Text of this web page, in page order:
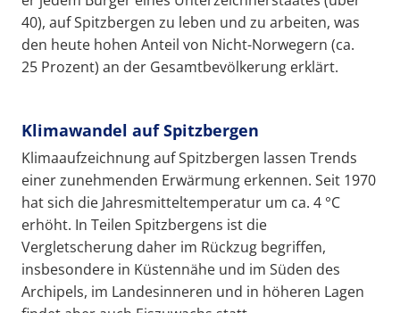
40), auf Spitzbergen zu leben und zu arbeiten, was
den heute hohen Anteil von Nicht-Norwegern (ca.
25 Prozent) an der Gesamtbevölkerung erklärt.
Klimawandel auf Spitzbergen
Klimaaufzeichnung auf Spitzbergen lassen Trends
einer zunehmenden Erwärmung erkennen. Seit 1970
hat sich die Jahresmitteltemperatur um ca. 4 °C
erhöht. In Teilen Spitzbergens ist die
Vergletscherung daher im Rückzug begriffen,
insbesondere in Küstennähe und im Süden des
Archipels, im Landesinneren und in höheren Lagen